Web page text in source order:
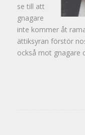
se till att
gnagare
inte kommer åt
ättiksyran förstör
också mot gnagare